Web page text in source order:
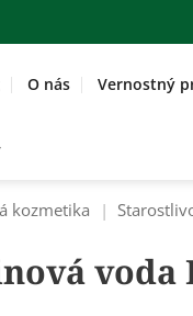
O nás Vernostný
kozmetika |
voda